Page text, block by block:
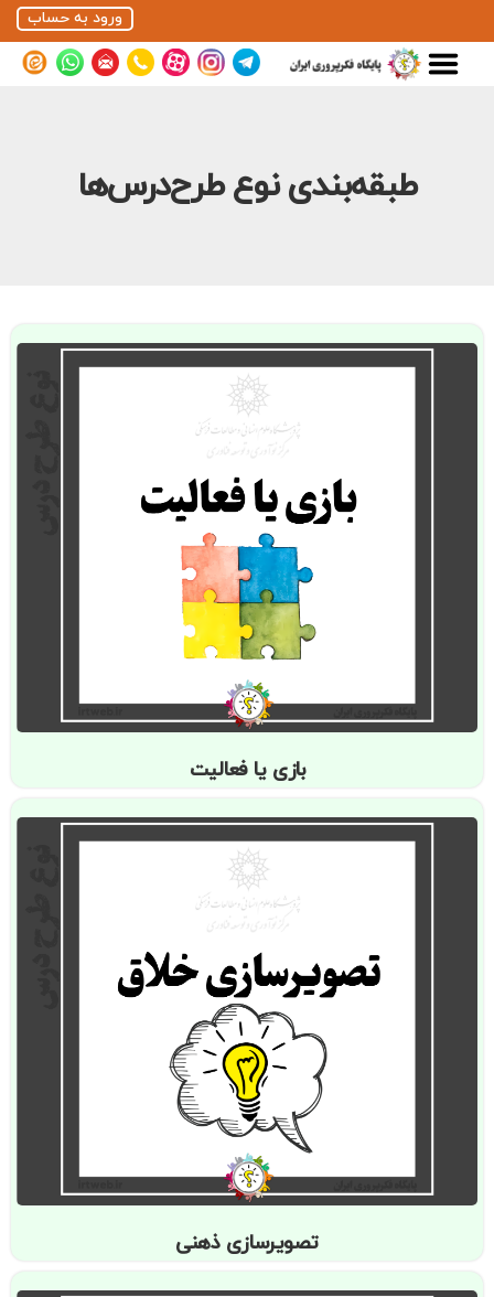
ورود به حساب
طبقه‌بندی نوع طرح‌درس‌ها
بازی یا فعالیت
تصویرسازی ذهنی